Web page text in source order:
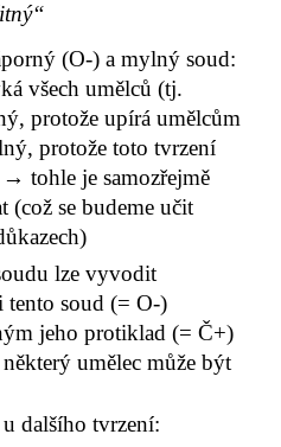
(O-) a mylný soud:
všech umělců (tj.
protože upírá umělcům
protože toto tvrzení
tohle je samozřejmě
(což se budeme učit
lze vyvodit
tento soud (= O-)
jeho protiklad (= Č+)
umělec může být
dalšího tvrzení: